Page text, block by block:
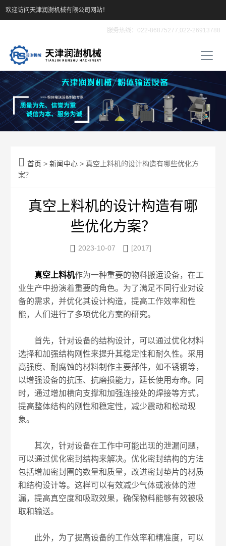
欢迎访问天津润澍机械有限公司网站！
服务热线：022-86875277,022-26913788
 首页 >新闻中心 > 真空上料机的设计构造有哪些优化方
案？
真空上料机的设计构造有哪
些优化方案？
 2023-10-07  [2017]
真空上料机作为一种重要的物料搬运设备，在工
业生产中扮演着重要的角色。为了满足不同行业对设
备的需求，并优化其设计构造，提高工作效率和性
能，人们进行了多项优化方案的研究。
首先，针对设备的结构设计，可以通过优化材料
选择和加强结构刚性来提升其稳定性和耐久性。采用
高强度、耐腐蚀的材料制作主要部件，如不锈钢等，
以增强设备的抗压、抗磨损能力，延长使用寿命。同
时，通过增加横向支撑和加强连接处的焊接等方式，
提高整体结构的刚性和稳定性，减少震动和松动现
象。
其次，针对设备在工作中可能出现的泄漏问题，
可以通过优化密封结构来解决。优化密封结构的方法
包括增加密封圈的数量和质量，改进密封垫片的材质
和结构设计等。这样可以有效减少气体或液体的泄
漏，提高真空度和吸取效果，确保物料能够有效被吸
取和输送。
此外，为了提高设备的工作效率和精准度，可以